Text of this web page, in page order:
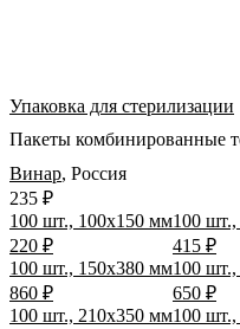
Упаковка для стерилизации
Пакеты комбинированные
Винар, Россия
100 шт., 100x150 мм
220 ₽
100
415 ₽
100 шт., 150x380 мм
860 ₽
100
650 ₽
100 шт., 210x350 мм100
235 ₽